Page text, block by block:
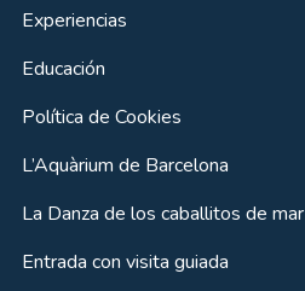
Experiencias
Educación
Política de Cookies
L’Aquàrium de Barcelona
La Danza de los caballitos de mar
Entrada con visita guiada